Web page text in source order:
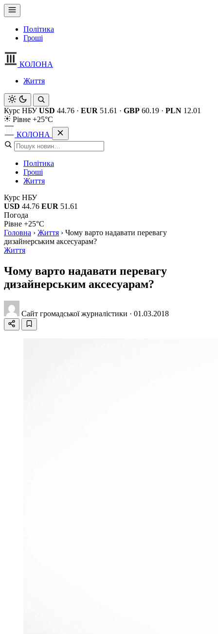
Політика
Гроші
КОЛОНА
Життя
Курс НБУ USD 44.76 · EUR 51.61 · GBP 60.19 · PLN 12.01
Рівне +25°C
КОЛОНА
Політика
Гроші
Життя
Курс НБУ
USD 44.76 EUR 51.61
Погода
Рівне +25°C
Головна › Життя › Чому варто надавати перевагу
дизайнерським аксесуарам?
Життя
Чому варто надавати перевагу
дизайнерським аксесуарам?
Сайт громадської журналістики · 01.03.2018